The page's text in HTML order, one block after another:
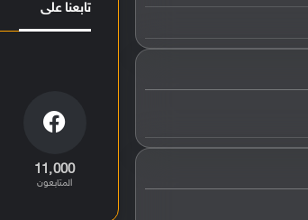
تابعنا على
11٬000
المتابعون